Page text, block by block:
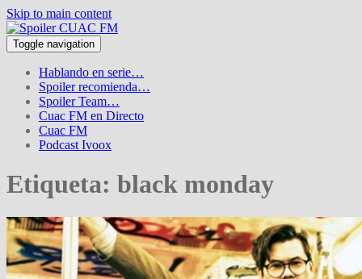
Skip to main content
Toggle navigation
Hablando en serie…
Spoiler recomienda…
Spoiler Team…
Cuac FM en Directo
Cuac FM
Podcast Ivoox
Etiqueta: black monday